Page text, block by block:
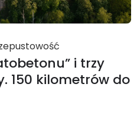
i trzy
150 kilometrów do